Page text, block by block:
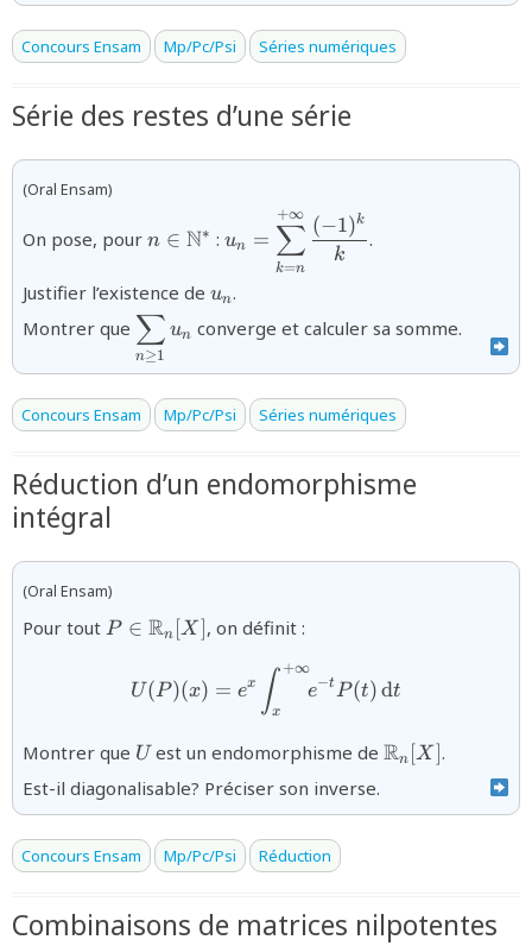
Concours Ensam Mp/Pc/Psi Séries numériques
Série des restes d’une série
(Oral Ensam)
On pose, pour
{n\in\mathbb{N}^*}
n ∈ N∗ : {k}}
un =
k=n
∑
+∞
k
(−1)k
.
Justifier l’existence de {u_n}
un.
Montrer que {\displaystyle\sum_{n\ge1}
u_n}
n≥1
∑ un converge et calculer sa somme.
Concours Ensam Mp/Pc/Psi Séries numériques
Réduction d’un endomorphisme
intégral
(Oral Ensam)
Pour tout {P\in
\mathbb{R}_{n}
P ∈ Rn [X ] , on définit :
U(P)(x) = ex ∫x
+∞
e−tP (t)dt
Montrer que {U}
Uest un endomorphisme de
[X]}
Rn [X ].
Est-il diagonalisable? Préciser son inverse.
Concours Ensam Mp/Pc/Psi Réduction
Combinaisons de matrices nilpotentes